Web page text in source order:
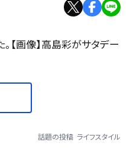
【画像】高島彩がサタデー
話題の投稿 ライフスタイル